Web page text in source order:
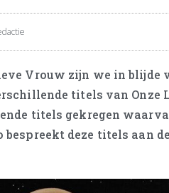
Vrouw zijn we in blijde
titels van Onze
titels gekregen
deze titels aan